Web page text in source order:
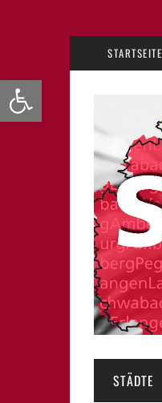
Werkzeugleiste öffnen
STARTSEITE
STÄDTE